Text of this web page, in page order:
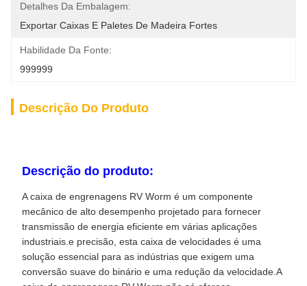
Detalhes Da Embalagem:
Exportar Caixas E Paletes De Madeira Fortes
Habilidade Da Fonte:
999999
Descrição Do Produto
Descrição do produto:
A caixa de engrenagens RV Worm é um componente
mecânico de alto desempenho projetado para fornecer
transmissão de energia eficiente em várias aplicações
industriais.e precisão, esta caixa de velocidades é uma
solução essencial para as indústrias que exigem uma
conversão suave do binário e uma redução da velocidade.A